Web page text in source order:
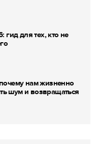
гид для тех, кто не
нам жизненно
шум и возвращаться